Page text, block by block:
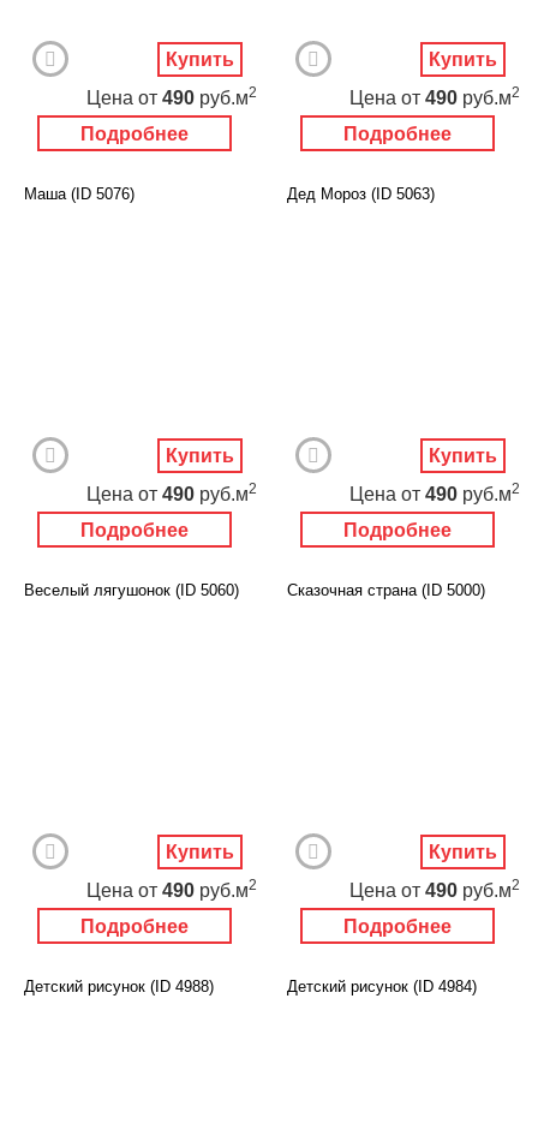
Подробнее
Цена от 490 руб.м2
Купить
Подробнее
Цена от 490 руб.м2
Купить
Маша (ID 5076)
Подробнее
Цена от 490 руб.м2
Купить
Дед Мороз (ID 5063)
Подробнее
Цена от 490 руб.м2
Купить
Веселый лягушонок (ID 5060)
Подробнее
Цена от 490 руб.м2
Купить
Сказочная страна (ID 5000)
Подробнее
Цена от 490 руб.м2
Купить
Детский рисунок (ID 4988) Детский рисунок (ID 4984)